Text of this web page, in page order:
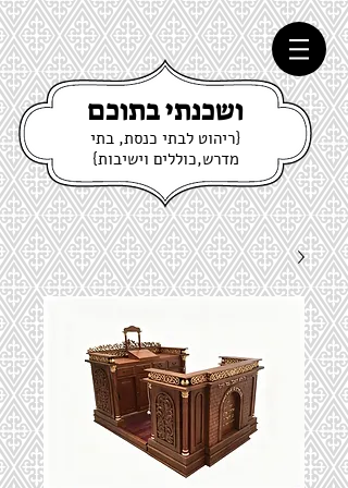
ושכנתי בתוכם
{ריהוט לבתי כנסת, בתי
מדרש,כוללים וישיבות}